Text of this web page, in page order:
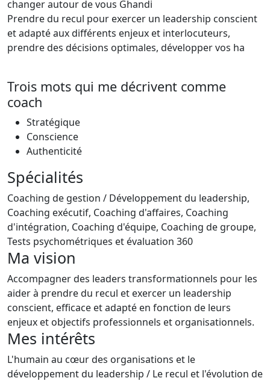
changer autour de vous Ghandi
Prendre du recul pour exercer un leadership conscient
et adapté aux différents enjeux et interlocuteurs,
prendre des décisions optimales, développer vos ha
Trois mots qui me décrivent comme
coach
Stratégique
Conscience
Authenticité
Spécialités
Coaching de gestion / Développement du leadership,
Coaching exécutif, Coaching d'affaires, Coaching
d'intégration, Coaching d'équipe, Coaching de groupe,
Tests psychométriques et évaluation 360
Ma vision
Accompagner des leaders transformationnels pour les
aider à prendre du recul et exercer un leadership
conscient, efficace et adapté en fonction de leurs
enjeux et objectifs professionnels et organisationnels.
Mes intérêts
L'humain au cœur des organisations et le
développement du leadership / Le recul et l'évolution de